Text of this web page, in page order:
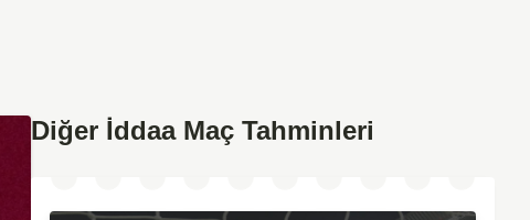
Diğer İddaa Maç Tahminleri